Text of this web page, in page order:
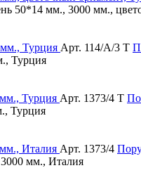
50*14 мм., 3000 мм.,
Арт. 114/А/3 Т
Турция
Арт. 1373/4 Т
Турция
Арт. 1373/4
мм., Италия